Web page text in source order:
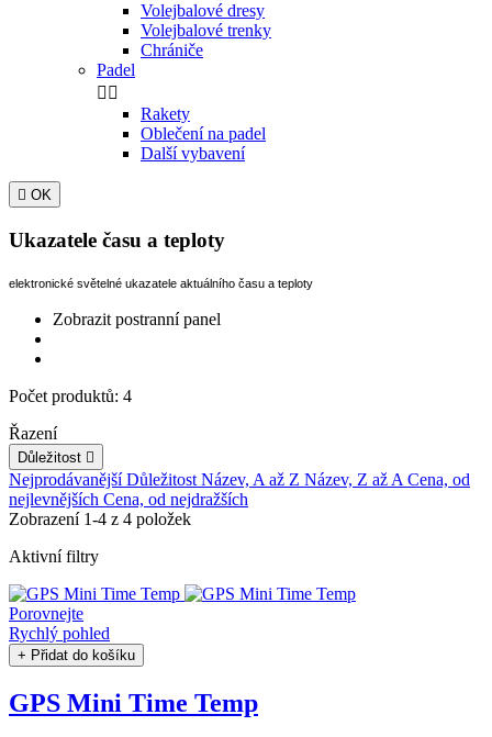
Volejbalové dresy
Volejbalové trenky
Chrániče
Padel
 
Rakety
Oblečení na padel
Další vybavení
 OK
Ukazatele času a teploty
elektronické světelné ukazatele aktuálního času a teploty
Zobrazit postranní panel
Počet produktů: 4
Řazení
Důležitost 
NejprodávanějšíDůležitostNázev, A až Z Název, Z až ACena, od
nejlevnějších Cena, od nejdražších
Zobrazení 1-4 z 4 položek
Aktivní filtry
Porovnejte
Rychlý pohled
+ Přidat do košíku
GPS Mini Time Temp